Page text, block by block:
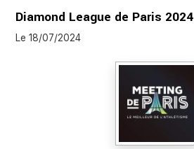
Diamond League de Paris 2024
Le 18/07/2024